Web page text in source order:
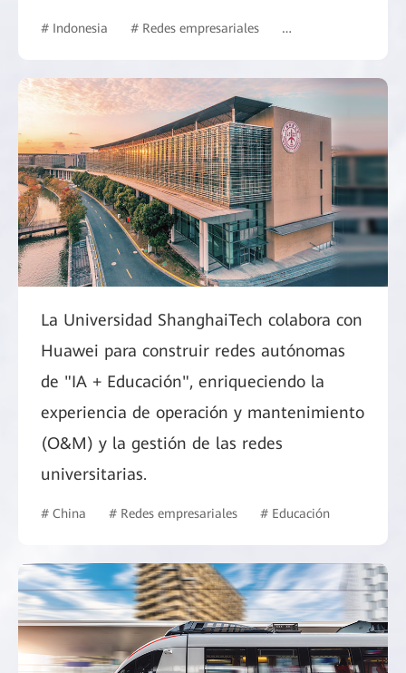
# Indonesia # Redes empresariales # Mercado comercial
La Universidad ShanghaiTech colabora con
Huawei para construir redes autónomas
de "IA + Educación", enriqueciendo la
experiencia de operación y mantenimiento
(O&M) y la gestión de las redes
universitarias.
# China # Redes empresariales # Educación